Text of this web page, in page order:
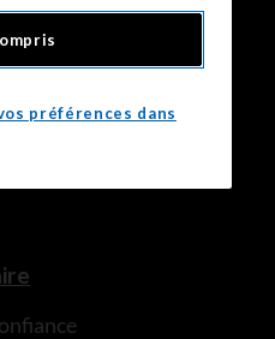
préférences dans